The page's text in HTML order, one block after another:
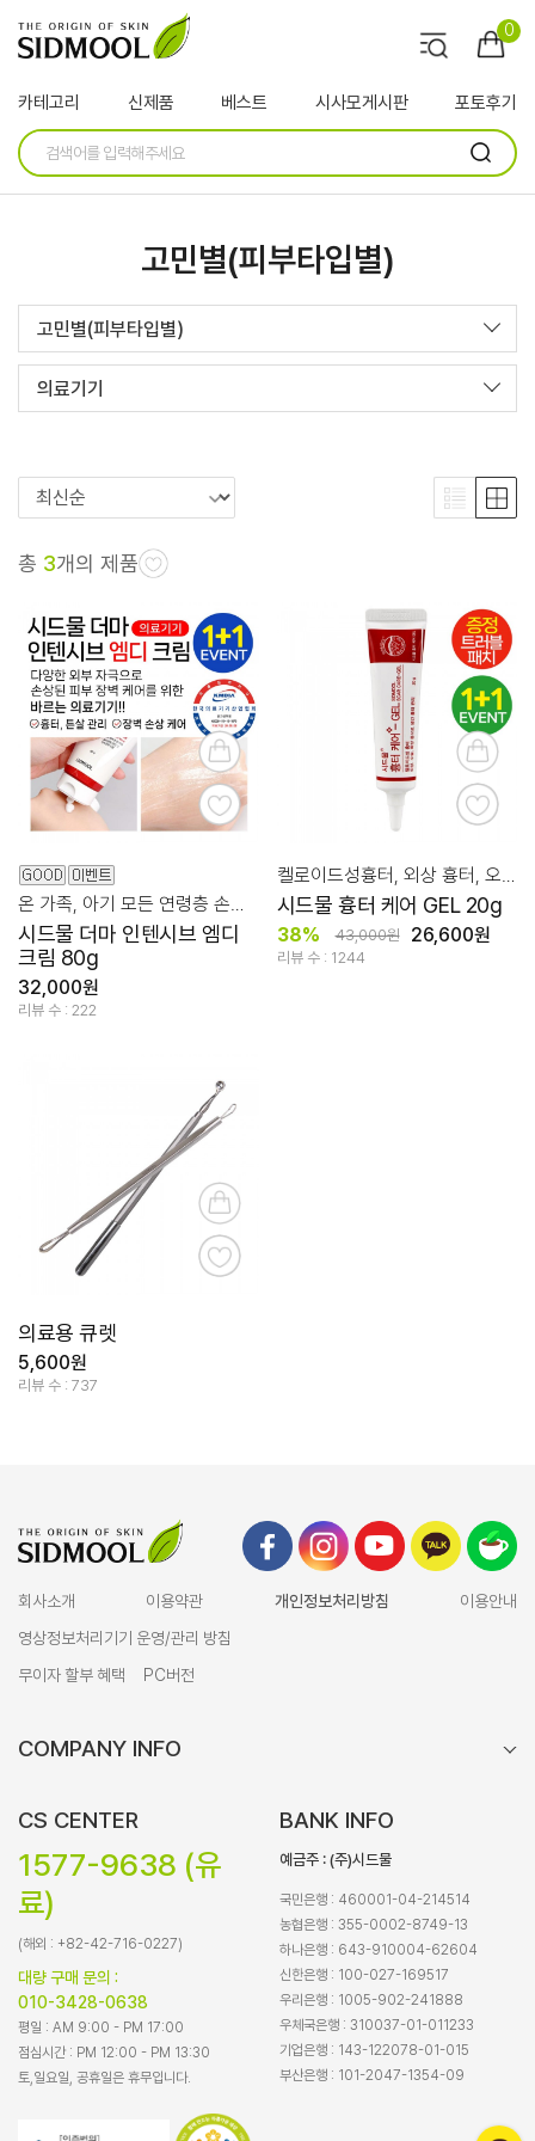
0
카테고리 신제품 베스트 시사모게시판 포토후기
고민별(피부타입별)
고민별(피부타입별)
의료기기
총 3개의 제품
시드물 더마 인텐시브 엠디
크림 80g
32,000원
리뷰 수 : 222
시드물 흉터 케어 GEL 20g
38% 43,000원 26,600원
리뷰 수 : 1244
의료용 큐렛
5,600원
리뷰 수 : 737
회사소개 이용약관 개인정보처리방침
이용안내
영상정보처리기기 운영/관리 방침
무이자 할부 혜택
PC버전
COMPANY INFO
CS CENTER
1577-9638 (유
료)
(해외 : +82-42-716-0227)
대량 구매 문의 :
010-3428-0638
평일 : AM 9:00 - PM 17:00
점심시간 : PM 12:00 - PM 13:30
토,일요일, 공휴일은 휴무입니다.
BANK INFO
예금주 : (주)시드물
국민은행 : 460001-04-214514
농협은행 : 355-0002-8749-13
하나은행 : 643-910004-62604
신한은행 : 100-027-169517
우리은행 : 1005-902-241888
우체국은행 : 310037-01-011233
기업은행 : 143-122078-01-015
부산은행 : 101-2047-1354-09